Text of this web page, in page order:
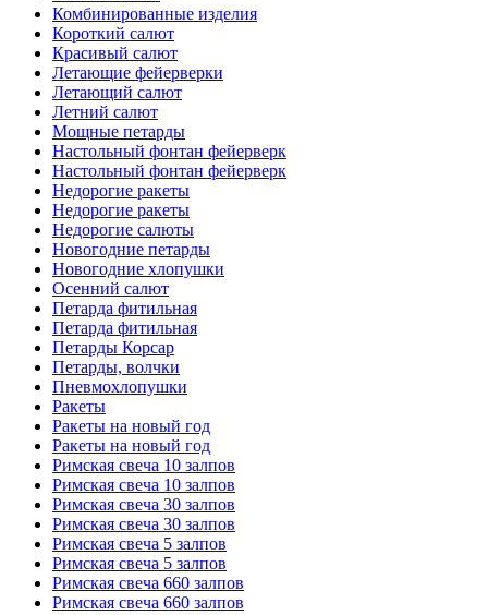
Комбинированные изделия
Короткий салют
Красивый салют
Летающие фейерверки
Летающий салют
Летний салют
Мощные петарды
Настольный фонтан фейерверк
Настольный фонтан фейерверк
Недорогие ракеты
Недорогие ракеты
Недорогие салюты
Новогодние петарды
Новогодние хлопушки
Осенний салют
Петарда фитильная
Петарда фитильная
Петарды Корсар
Петарды, волчки
Пневмохлопушки
Ракеты
Ракеты на новый год
Ракеты на новый год
Римская свеча 10 залпов
Римская свеча 10 залпов
Римская свеча 30 залпов
Римская свеча 30 залпов
Римская свеча 5 залпов
Римская свеча 5 залпов
Римская свеча 660 залпов
Римская свеча 660 залпов